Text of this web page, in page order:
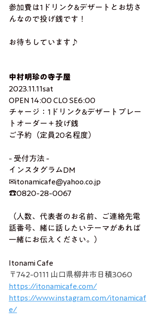
参加費は1ドリンク&デザートとお坊さ
んなので投げ銭です！
お待ちしています♪
中村明珍の寺子屋
2023.11.11sat
OPEN 14:00 CLO SE6:00
チャージ：1ドリンク&デザートプレー
トオーダー＋投げ銭
ご予約（定員20名程度）
- 受付方法 -
インスタグラムDM
✉itonamicafe@yahoo.co.jp
☎0820-28-0067
（人数、代表者のお名前、ご連絡先電
話番号、緒に話したいテーマがあれば
一緒にお伝えください。）
Itonami Cafe
〒742-0111 山口県柳井市日積3060
https://itonamicafe.com/
https://www.instagram.com/itonamicaf
e/